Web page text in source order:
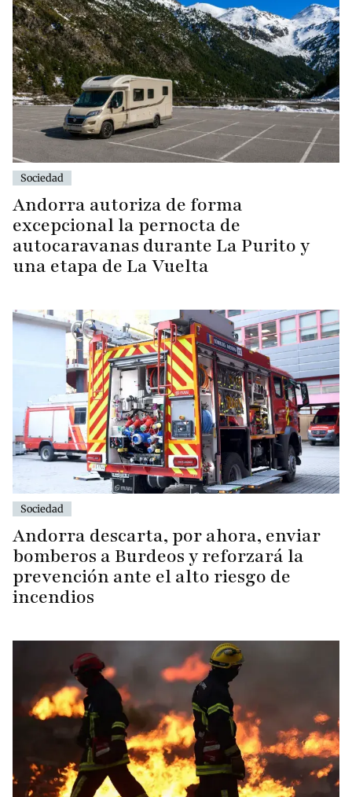
Sociedad
Andorra autoriza de forma
excepcional la pernocta de
autocaravanas durante La Purito y
una etapa de La Vuelta
Sociedad
Andorra descarta, por ahora, enviar
bomberos a Burdeos y reforzará la
prevención ante el alto riesgo de
incendios